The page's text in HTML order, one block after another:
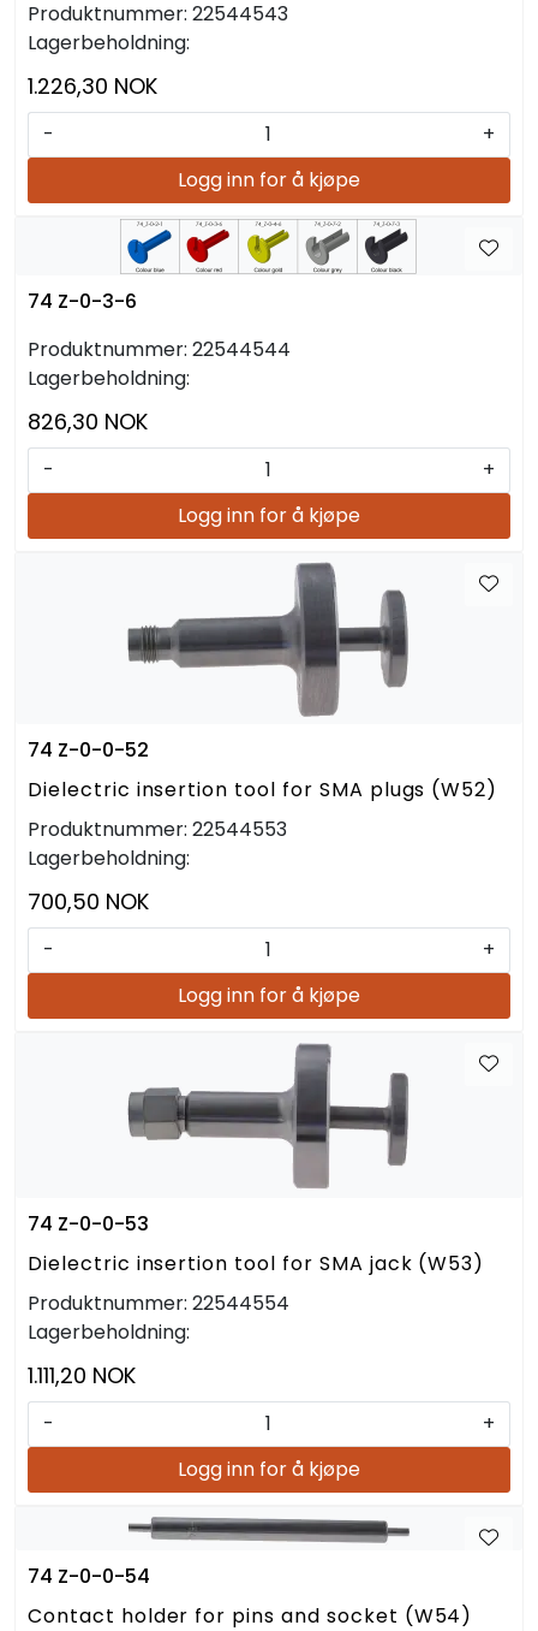
Produktnummer: 22544543
Lagerbeholdning:
1.226,30 NOK
-
+
Logg inn for å kjøpe
74 Z-0-3-6
Produktnummer: 22544544
Lagerbeholdning:
826,30 NOK
-
+
Logg inn for å kjøpe
74 Z-0-0-52
Dielectric insertion tool for SMA plugs (W52)
Produktnummer: 22544553
Lagerbeholdning:
700,50 NOK
-
+
Logg inn for å kjøpe
74 Z-0-0-53
Dielectric insertion tool for SMA jack (W53)
Produktnummer: 22544554
Lagerbeholdning:
1.111,20 NOK
-
+
Logg inn for å kjøpe
74 Z-0-0-54
Contact holder for pins and socket (W54)